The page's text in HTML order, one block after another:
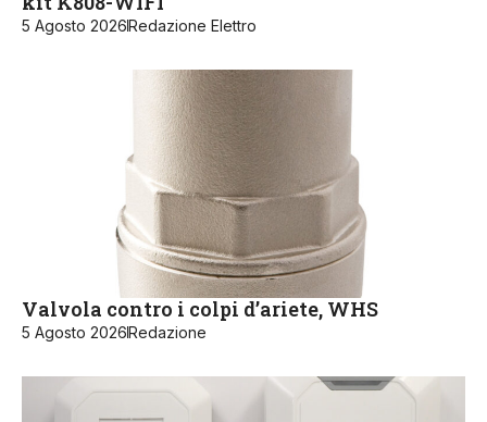
5 Agosto 2026Redazione Elettro
Valvola contro i colpi d’ariete, WHS
5 Agosto 2026Redazione